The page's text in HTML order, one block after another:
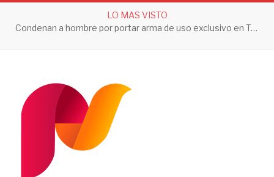
LO MAS VISTO
Condenan a hombre por portar arma de uso exclusivo en Tepic